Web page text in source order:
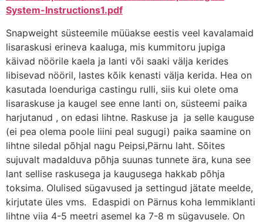
System-Instructions1.pdf
Snapweight süsteemile müüakse eestis veel kavalamaid
lisaraskusi erineva kaaluga, mis kummitoru jupiga
käivad nöörile kaela ja lanti või saaki välja kerides
libisevad nööril, lastes kõik kenasti välja kerida. Hea on
kasutada loenduriga castingu rulli, siis kui olete oma
lisaraskuse ja kaugel see enne lanti on, süsteemi paika
harjutanud , on edasi lihtne. Raskuse ja ja selle kauguse
(ei pea olema poole liini peal sugugi) paika saamine on
lihtne siledal põhjal nagu Peipsi,Pärnu laht. Sõites
sujuvalt madalduva põhja suunas tunnete ära, kuna see
lant sellise raskusega ja kaugusega hakkab põhja
toksima. Olulised sügavused ja settingud jätate meelde,
kirjutate üles vms. Edaspidi on Pärnus koha lemmiklanti
lihtne viia 4-5 meetri asemel ka 7-8 m sügavusele. On